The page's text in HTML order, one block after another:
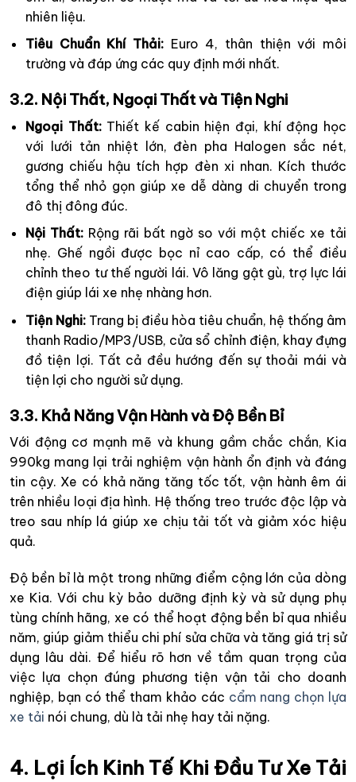
nhiên liệu.
Tiêu Chuẩn Khí Thải: Euro 4, thân thiện với môi
trường và đáp ứng các quy định mới nhất.
3.2. Nội Thất, Ngoại Thất và Tiện Nghi
Ngoại Thất:Thiết kế cabin hiện đại, khí động học
với lưới tản nhiệt lớn, đèn pha Halogen sắc nét,
gương chiếu hậu tích hợp đèn xi nhan. Kích thước
tổng thể nhỏ gọn giúp xe dễ dàng di chuyển trong
đô thị đông đúc.
Nội Thất: Rộng rãi bất ngờ so với một chiếc xe tải
nhẹ. Ghế ngồi được bọc nỉ cao cấp, có thể điều
chỉnh theo tư thế người lái. Vô lăng gật gù, trợ lực lái
điện giúp lái xe nhẹ nhàng hơn.
Tiện Nghi: Trang bị điều hòa tiêu chuẩn, hệ thống âm
thanh Radio/MP3/USB, cửa sổ chỉnh điện, khay đựng
đồ tiện lợi. Tất cả đều hướng đến sự thoải mái và
tiện lợi cho người sử dụng.
3.3. Khả Năng Vận Hành và Độ Bền Bỉ
Với động cơ mạnh mẽ và khung gầm chắc chắn, Kia
990kg mang lại trải nghiệm vận hành ổn định và đáng
tin cậy. Xe có khả năng tăng tốc tốt, vận hành êm ái
trên nhiều loại địa hình. Hệ thống treo trước độc lập và
treo sau nhíp lá giúp xe chịu tải tốt và giảm xóc hiệu
quả.
Độ bền bỉ là một trong những điểm cộng lớn của dòng
xe Kia. Với chu kỳ bảo dưỡng định kỳ và sử dụng phụ
tùng chính hãng, xe có thể hoạt động bền bỉ qua nhiều
năm, giúp giảm thiểu chi phí sửa chữa và tăng giá trị sử
dụng lâu dài. Để hiểu rõ hơn về tầm quan trọng của
việc lựa chọn đúng phương tiện vận tải cho doanh
nghiệp, bạn có thể tham khảo các cẩm nang chọn lựa
xe tải nói chung, dù là tải nhẹ hay tải nặng.
4. Lợi Ích Kinh Tế Khi Đầu Tư Xe Tải